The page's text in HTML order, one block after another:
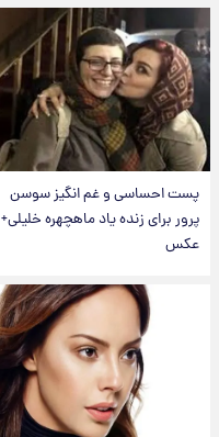
پست احساسی و غم انگیز سوسن
پرور برای زنده یاد ماهچهره خلیلی+
عکس